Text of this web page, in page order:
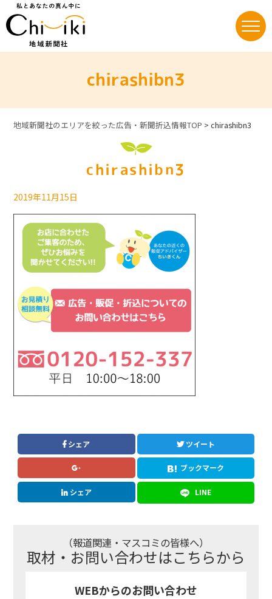
chirashibn3
地域新聞社のエリアを絞った広告・新聞折込情報TOP >chirashibn3
chirashibn3
2019年11月15日
シェア ツイート
ブックマーク
シェア LINE
（報道関連・マスコミの皆様へ）
取材・お問い合わせはこちらから
WEBからのお問い合わせ